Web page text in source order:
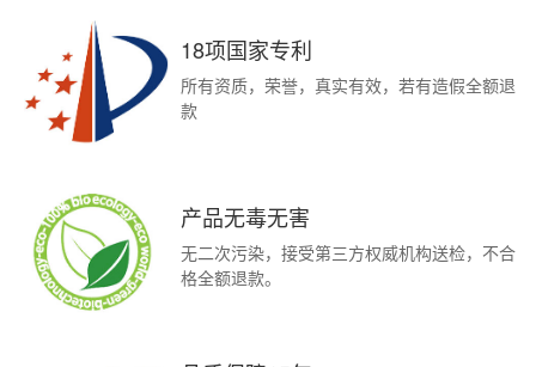
18项国家专利
所有资质，荣誉，真实有效，若有造假全额退
款
产品无毒无害
无二次污染，接受第三方权威机构送检，不合
格全额退款。